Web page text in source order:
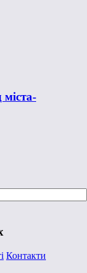
міста-
Контакти